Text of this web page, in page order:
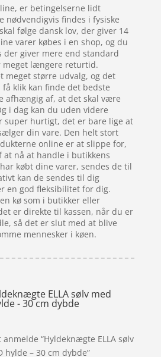
er betingelserne lidt
nødvendigvis findes i fysiske
følge dansk lov, der giver 14
varer købes i en shop, og du
der giver mere end standard
meget længere returtid.
meget større udvalg, og det
klik kan finde det bedste
afhængig af, at det skal være
i dag kan du uden videre
super hurtigt, det er bare lige at
din vare. Den helt stort
online er at slippe for,
nå at handle i butikkens
købt dine varer, sendes de til
kan de sendes til dig
en god fleksibilitet for dig.
kø som i butikker eller
er direkte til kassen, når du er
så det er slut med at blive
mennesker i køen.
ELLA sølv med
- 30 cm dybde
“Hyldeknægte ELLA sølv
hylde – 30 cm dybde”